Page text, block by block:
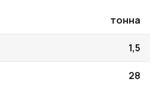
тонна
1,5
28